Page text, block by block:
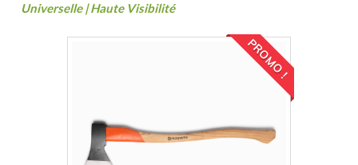
Universelle | Haute Visibilité
PROMO !